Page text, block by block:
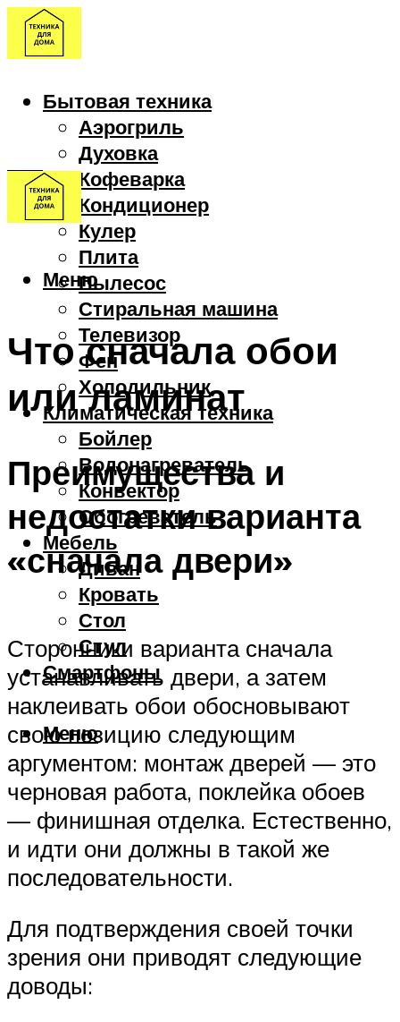
Бытовая техника
Аэрогриль
Духовка
Кофеварка
Кондиционер
Кулер
Плита
Пылесос
Стиральная машина
Телевизор
Фен
Холодильник
Климатическая техника
Бойлер
Водонагреватель
Конвектор
Обогреватель
Мебель
Диван
Кровать
Стол
Стул
Смартфоны
Меню
Меню
Что сначала обои
или ламинат
Преимущества и
недостатки варианта
«сначала двери»
Сторонники варианта сначала
устанавливать двери, а затем
наклеивать обои обосновывают
свою позицию следующим
аргументом: монтаж дверей — это
черновая работа, поклейка обоев
— финишная отделка. Естественно,
и идти они должны в такой же
последовательности.
Для подтверждения своей точки
зрения они приводят следующие
доводы: